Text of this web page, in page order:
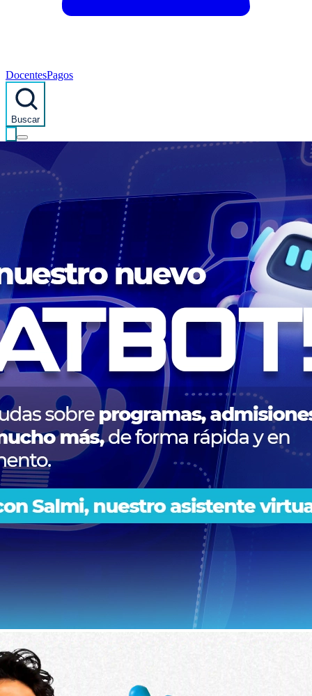
DocentesPagos
Buscar